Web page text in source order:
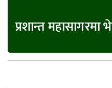
प्रशान्त महासागरमा